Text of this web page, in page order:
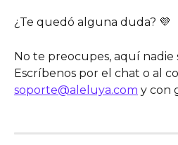
¿Te quedó alguna duda? 💜
No te preocupes, aquí nadie
Escríbenos por el chat o al
soporte@aleluya.com y con